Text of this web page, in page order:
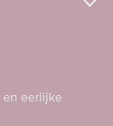
en eerlijke